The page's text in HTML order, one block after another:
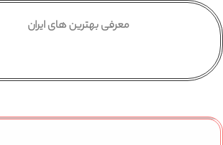
معرفی بهترین های ایران